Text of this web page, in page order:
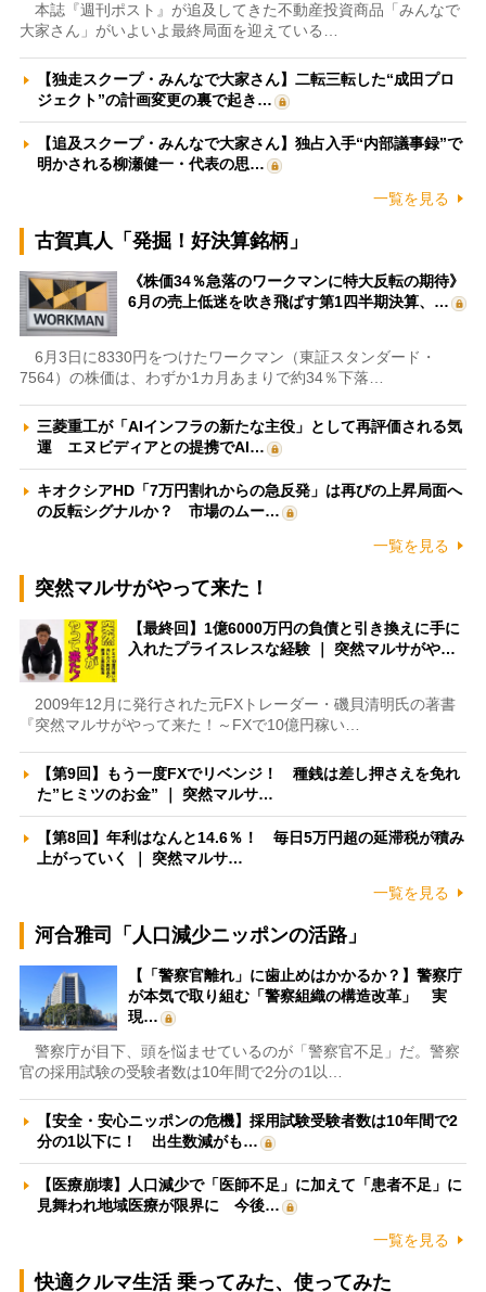
本誌『週刊ポスト』が追及してきた不動産投資商品「みんなで
大家さん」がいよいよ最終局面を迎えている…
【独走スクープ・みんなで大家さん】二転三転した“成田プロ
ジェクト”の計画変更の裏で起き…
【追及スクープ・みんなで大家さん】独占入手“内部議事録”で
明かされる柳瀬健一・代表の思…
一覧を見る
古賀真人「発掘！好決算銘柄」
《株価34％急落のワークマンに特大反転の期待》
6月の売上低迷を吹き飛ばす第1四半期決算、…
6月3日に8330円をつけたワークマン（東証スタンダード・
7564）の株価は、わずか1カ月あまりで約34％下落…
三菱重工が「AIインフラの新たな主役」として再評価される気
運 エヌビディアとの提携でAI…
キオクシアHD「7万円割れからの急反発」は再びの上昇局面へ
の反転シグナルか？ 市場のムー…
一覧を見る
突然マルサがやって来た！
【最終回】1億6000万円の負債と引き換えに手に
入れたプライスレスな経験 ｜ 突然マルサがや…
2009年12月に発行された元FXトレーダー・磯貝清明氏の著書
『突然マルサがやって来た！～FXで10億円稼い…
【第9回】もう一度FXでリベンジ！ 種銭は差し押さえを免れ
た”ヒミツのお金” ｜ 突然マルサ…
【第8回】年利はなんと14.6％！ 毎日5万円超の延滞税が積み
上がっていく ｜ 突然マルサ…
一覧を見る
河合雅司「人口減少ニッポンの活路」
【「警察官離れ」に歯止めはかかるか？】警察庁
が本気で取り組む「警察組織の構造改革」 実
現…
警察庁が目下、頭を悩ませているのが「警察官不足」だ。警察
官の採用試験の受験者数は10年間で2分の1以…
【安全・安心ニッポンの危機】採用試験受験者数は10年間で2
分の1以下に！ 出生数減がも…
【医療崩壊】人口減少で「医師不足」に加えて「患者不足」に
見舞われ地域医療が限界に 今後…
一覧を見る
快適クルマ生活 乗ってみた、使ってみた